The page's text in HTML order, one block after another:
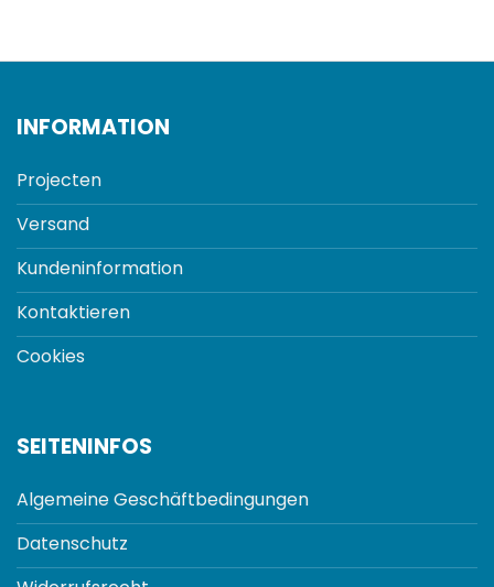
INFORMATION
Projecten
Versand
Kundeninformation
Kontaktieren
Cookies
SEITENINFOS
Algemeine Geschäftbedingungen
Datenschutz